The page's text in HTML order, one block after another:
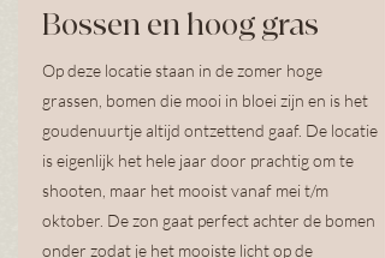
Bossen en hoog gras
Op deze locatie staan in de zomer hoge
grassen, bomen die mooi in bloei zijn en is het
goudenuurtje altijd ontzettend gaaf. De locatie
is eigenlijk het hele jaar door prachtig om te
shooten, maar het mooist vanaf mei t/m
oktober. De zon gaat perfect achter de bomen
onder zodat je het mooiste licht op de